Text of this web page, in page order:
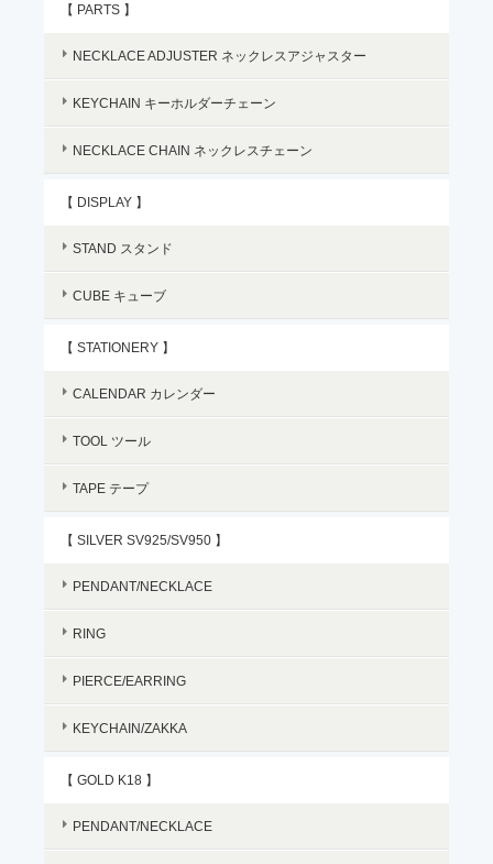
【 PARTS 】
NECKLACE ADJUSTER ネックレスアジャスター
KEYCHAIN キーホルダーチェーン
NECKLACE CHAIN ネックレスチェーン
【 DISPLAY 】
STAND スタンド
CUBE キューブ
【 STATIONERY 】
CALENDAR カレンダー
TOOL ツール
TAPE テープ
【 SILVER SV925/SV950 】
PENDANT/NECKLACE
RING
PIERCE/EARRING
KEYCHAIN/ZAKKA
【 GOLD K18 】
PENDANT/NECKLACE